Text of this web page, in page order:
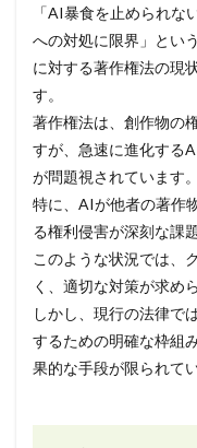
「AI暴食を止められな
への対処に限界」とい
に対する著作権法の現
す。
著作権法は、創作物の
すが、急速に進化する
が問題視されています。
特に、AIが他者の著作
る権利侵害が深刻な課
このような状況では、
く、適切な対策が求め
しかし、現行の法律で
するための明確な枠組
果的な手段が限られて